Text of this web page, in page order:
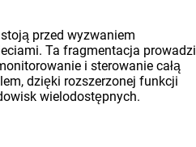
przed wyzwaniem
Ta fragmentacja prowadzi
i sterowanie całą
dzięki rozszerzonej funkcji
wielodostępnych.